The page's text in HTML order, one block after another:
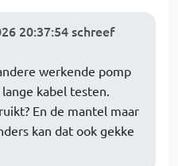
20:37:54 schreef
werkende pomp
kabel testen.
En de mantel maar
kan dat ook gekke